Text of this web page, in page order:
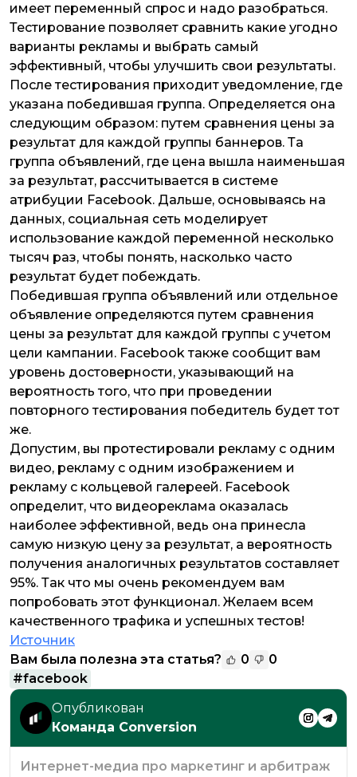
имеет переменный спрос и надо разобраться.
Тестирование позволяет сравнить какие угодно
варианты рекламы и выбрать самый
эффективный, чтобы улучшить свои результаты.
После тестирования приходит уведомление, где
указана победившая группа. Определяется она
следующим образом: путем сравнения цены за
результат для каждой группы баннеров. Та
группа объявлений, где цена вышла наименьшая
за результат, рассчитывается в системе
атрибуции Facebook. Дальше, основываясь на
данных, социальная сеть моделирует
использование каждой переменной несколько
тысяч раз, чтобы понять, насколько часто
результат будет побеждать.
Победившая группа объявлений или отдельное
объявление определяются путем сравнения
цены за результат для каждой группы с учетом
цели кампании. Facebook также сообщит вам
уровень достоверности, указывающий на
вероятность того, что при проведении
повторного тестирования победитель будет тот
же.
Допустим, вы протестировали рекламу с одним
видео, рекламу с одним изображением и
рекламу с кольцевой галереей. Facebook
определит, что видеореклама оказалась
наиболее эффективной, ведь она принесла
самую низкую цену за результат, а вероятность
получения аналогичных результатов составляет
95%. Так что мы очень рекомендуем вам
попробовать этот функционал. Желаем всем
качественного трафика и успешных тестов!
Источник
Вам была полезна эта статья?
0
0
#facebook
Опубликован
Команда Conversion
Интернет-медиа про маркетинг и арбитраж